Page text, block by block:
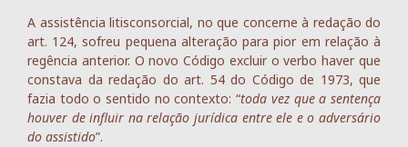
A assistência litisconsorcial, no que concerne à redação do
art. 124, sofreu pequena alteração para pior em relação à
regência anterior. O novo Código excluir o verbo haver que
constava da redação do art. 54 do Código de 1973, que
fazia todo o sentido no contexto: “toda vez que a sentença
houver de influir na relação jurídica entre ele e o adversário
do assistido”.